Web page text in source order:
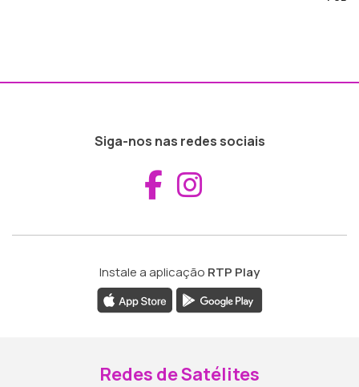
Siga-nos nas redes sociais
Aceder ao
Instale a aplicação RTP Play
Redes de Satélites